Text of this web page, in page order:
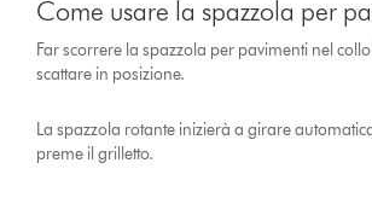
Come usare la spazzola per
Far scorrere la spazzola per pavimenti nel
scattare in posizione.
La spazzola rotante inizierà a girare
preme il grilletto.